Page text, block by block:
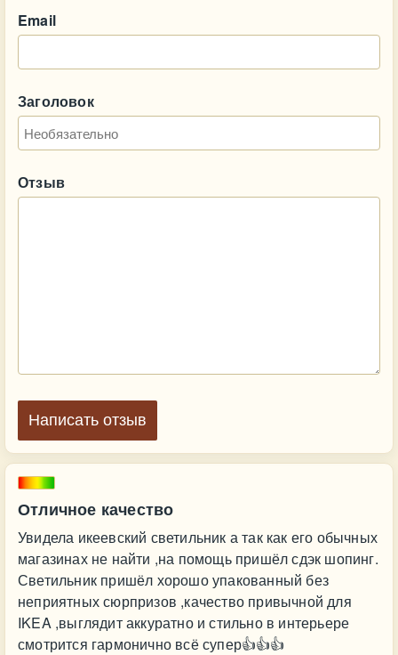
Отличное качество
Увидела икеевский светильник а так как его обычных
магазинах не найти ,на помощь пришёл сдэк шопинг.
Светильник пришёл хорошо упакованный без
неприятных сюрпризов ,качество привычной для
IKEA ,выглядит аккуратно и стильно в интерьере
смотрится гармонично всё супер👍👍👍
Email
Заголовок
Отзыв
Написать отзыв